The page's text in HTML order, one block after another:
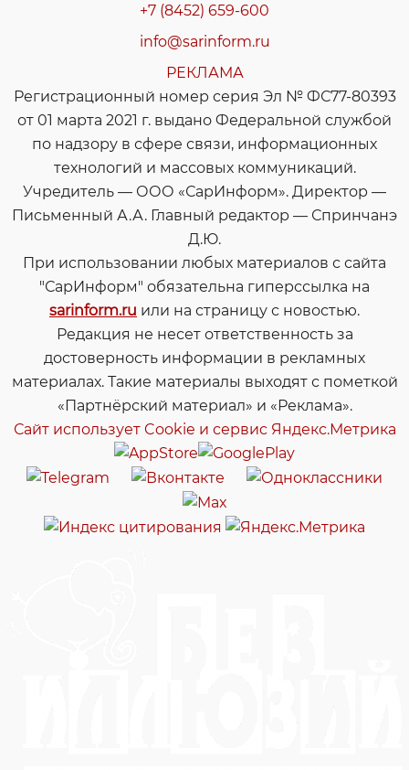
+7 (8452) 659-600
info@sarinform.ru
РЕКЛАМА
Регистрационный номер серия Эл № ФС77-80393
от 01 марта 2021 г. выдано Федеральной службой
по надзору в сфере связи, информационных
технологий и массовых коммуникаций.
Учредитель — ООО «СарИнформ». Директор —
Письменный А.А. Главный редактор — Спринчанэ
Д.Ю.
При использовании любых материалов с сайта
"СарИнформ" обязательна гиперссылка на
sarinform.ru или на страницу с новостью.
Редакция не несет ответственность за
достоверность информации в рекламных
материалах. Такие материалы выходят с пометкой
«Партнёрский материал» и «Реклама».
Сайт использует Cookie и сервиc Яндекс.Метрика